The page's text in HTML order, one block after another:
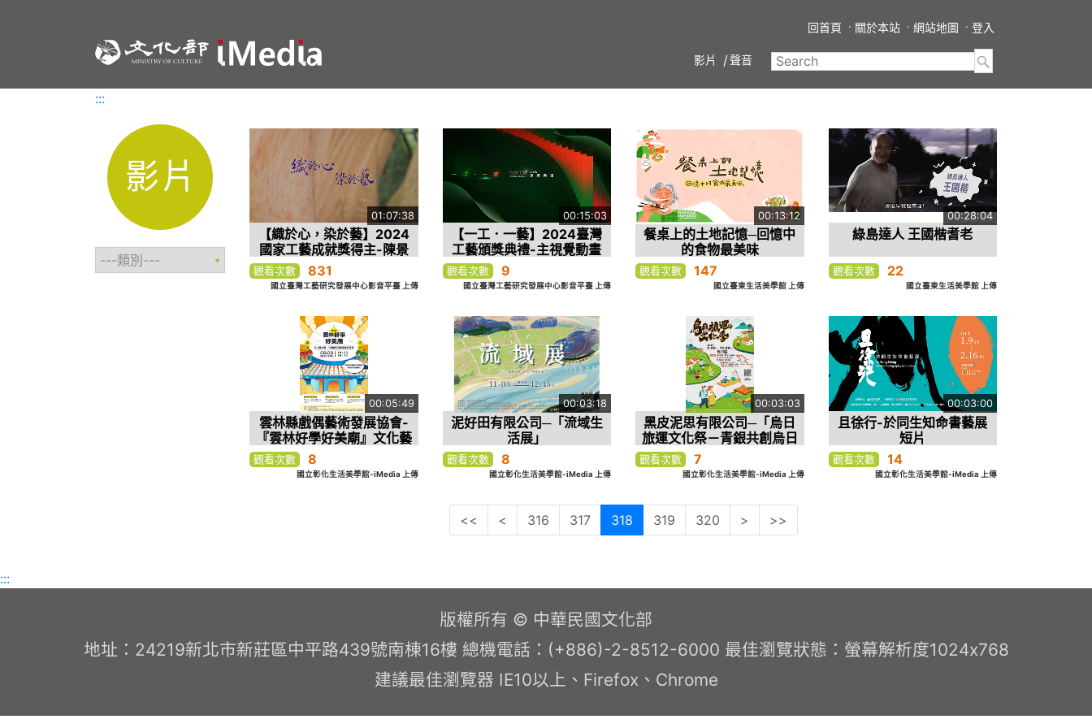
:::
回首頁 關於本站 網站地圖 登入
影片 聲音
:::
影片
01:07:38
【織於心，染於藝】2024
國家工藝成就獎得主-陳景
林
觀看次數 831
國立臺灣工藝研究發展中心影音平臺 上傳
00:15:03
【一工．一藝】2024臺灣
工藝頒獎典禮-主視覺動畫
觀看次數 9
國立臺灣工藝研究發展中心影音平臺 上傳
00:13:12
餐桌上的土地記憶─回憶中
的食物最美味
觀看次數 147
國立臺東生活美學館 上傳
00:28:04
綠島達人 王國楷耆老
觀看次數 22
國立臺東生活美學館 上傳
00:05:49
雲林縣戲偶藝術發展協會-
『雲林好學好美廟』文化藝
觀看次數 8
國立彰化生活美學館-iMedia 上傳
00:03:18
泥好田有限公司─「流域生
活展」
觀看次數 8
國立彰化生活美學館-iMedia 上傳
00:03:03
黑皮泥思有限公司─「烏日
旅運文化祭－青銀共創烏日
生活美學」
觀看次數 7
國立彰化生活美學館-iMedia 上傳
00:03:00
且徐行-於同生知命書藝展
短片
觀看次數 14
國立彰化生活美學館-iMedia 上傳
<< < 316 317 318 319 320 > >>
:::
版權所有 © 中華民國文化部
地址：24219新北市新莊區中平路439號南棟16樓 總機電話：(+886)-2-8512-6000 最佳瀏覽狀態：螢幕解析度1024x768
建議最佳瀏覽器 IE10以上、Firefox、Chrome